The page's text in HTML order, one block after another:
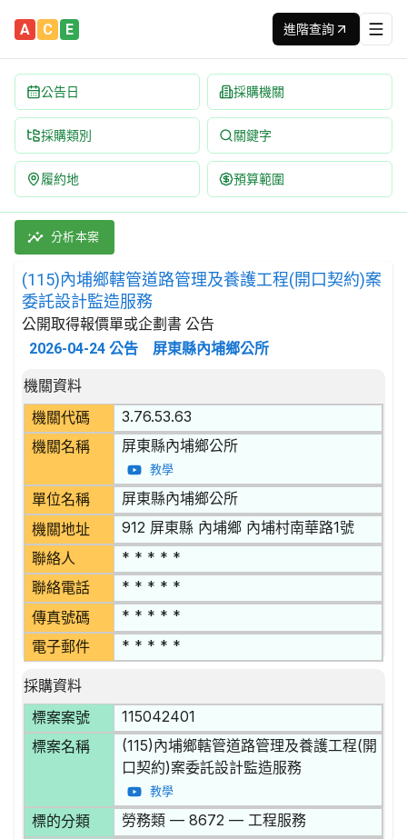
A C E 進階查詢
公告日 採購機關
採購類別 關鍵字
履約地 預算範圍
(115)內埔鄉轄管道路管理及養護工程(開口契約)案委託設計
採購類別：勞務類 工程服務 | 招標方式：公開取得報價單
分析本案
(115)內埔鄉轄管道路管理及養護工程(開口契約)案
委託設計監造服務
公開取得報價單或企劃書 公告
2026-04-24 公告 屏東縣內埔鄉公所
招標公告詳細內容
機關資料
機關代碼
3.76.53.63
機關名稱 屏東縣內埔鄉公所
教學
單位名稱 屏東縣內埔鄉公所
機關地址 912 屏東縣 內埔鄉 內埔村南華路1號
聯絡人 * * * * *
聯絡電話 * * * * *
傳真號碼 * * * * *
電子郵件 * * * * *
採購資料
標案案號
115042401
標案名稱
(115)內埔鄉轄管道路管理及養護工程(開
口契約)案委託設計監造服務
教學
標的分類 勞務類 — 8672 — 工程服務